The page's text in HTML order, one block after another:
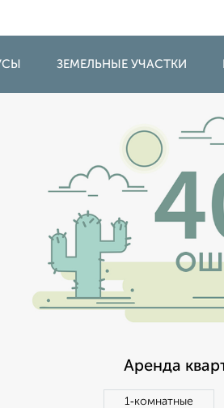
ЗЕМЕЛЬНЫЕ УЧАСТКИ
Аренда
1‑комнатные